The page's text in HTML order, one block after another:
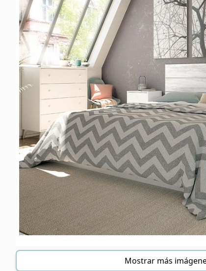
Mostrar más